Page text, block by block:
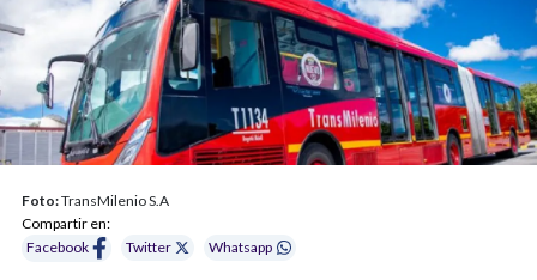
Foto:TransMilenio S.A
Compartir en:
Facebook
Twitter Whatsapp